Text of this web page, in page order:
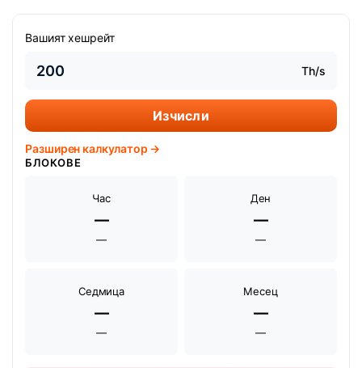
Вашият хешрейт
Th/s
Изчисли
Разширен калкулатор →
БЛОКОВЕ
Час
—
—
Ден
—
—
Седмица
—
—
Месец
—
—